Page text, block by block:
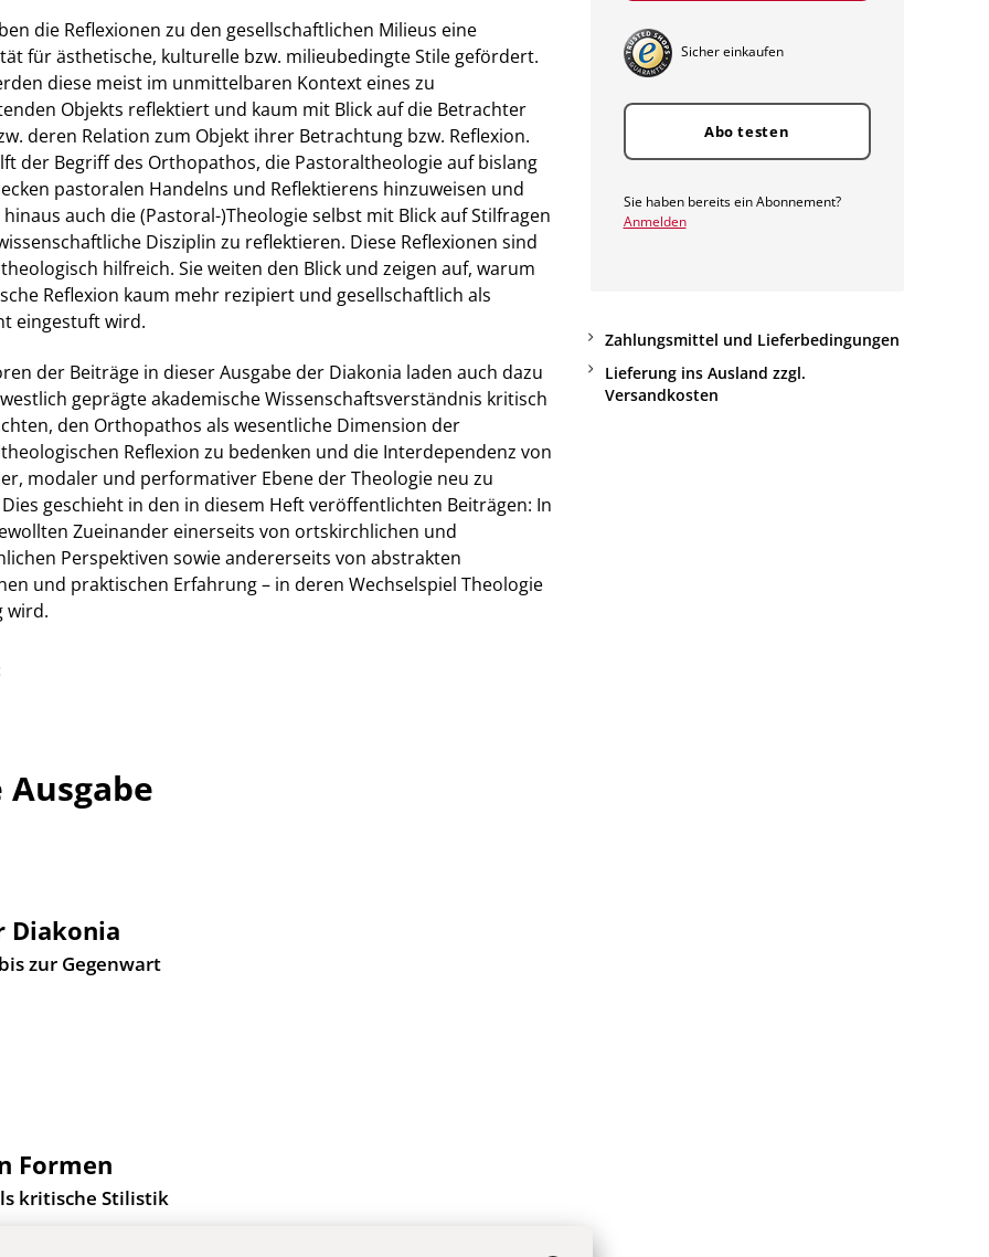
die Reflexionen zu den gesellschaftlichen Milieus eine
für ästhetische, kulturelle bzw. milieubedingte Stile gefördert.
diese meist im unmittelbaren Kontext eines zu
Objekts reflektiert und kaum mit Blick auf die Betrachter
deren Relation zum Objekt ihrer Betrachtung bzw. Reflexion.
der Begriff des Orthopathos, die Pastoraltheologie auf bislang
pastoralen Handelns und Reflektierens hinzuweisen und
auch die (Pastoral-)Theologie selbst mit Blick auf Stilfragen
Disziplin zu reflektieren. Diese Reflexionen sind
hilfreich. Sie weiten den Blick und zeigen auf, warum
Reflexion kaum mehr rezipiert und gesellschaftlich als
eingestuft wird.
der Beiträge in dieser Ausgabe der Diakonia laden auch dazu
geprägte akademische Wissenschaftsverständnis kritisch
den Orthopathos als wesentliche Dimension der
Reflexion zu bedenken und die Interdependenz von
modaler und performativer Ebene der Theologie neu zu
geschieht in den in diesem Heft veröffentlichten Beiträgen: In
Zueinander einerseits von ortskirchlichen und
Perspektiven sowie andererseits von abstrakten
und praktischen Erfahrung – in deren Wechselspiel Theologie
wird.
Sicher einkaufen
Abo testen
Sie haben bereits ein Abonnement?
Anmelden
Zahlungsmittel und Lieferbedingungen
Lieferung ins Ausland zzgl.
Versandkosten
Diakonia
zur Gegenwart
Formen
kritische Stilistik